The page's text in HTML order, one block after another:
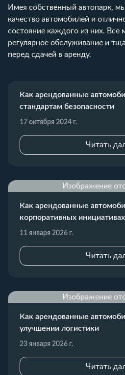
Имея собственный автопарк,
качество автомобилей и
состояние каждого из них.
регулярное обслуживание и
перед сдачей в аренду.
Как арендованные
стандартам безопасности
17 октября 2024 г.
Читать
Изображение
Как арендованные
корпоративных инициативах
11 января 2026 г.
Читать
Изображение
Как арендованные
улучшении логистики
23 января 2026 г.
Читать